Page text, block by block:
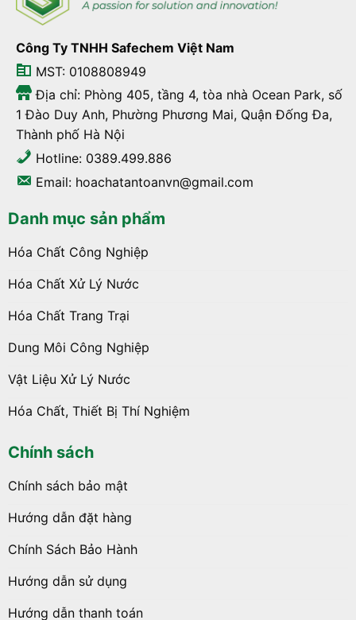
Công Ty TNHH Safechem Việt Nam
MST: 0108808949
Địa chỉ: Phòng 405, tầng 4, tòa nhà Ocean Park, số
1 Đào Duy Anh, Phường Phương Mai, Quận Đống Đa,
Thành phố Hà Nội
Hotline: 0389.499.886
Email: hoachatantoanvn@gmail.com
Danh mục sản phẩm
Hóa Chất Công Nghiệp
Hóa Chất Xử Lý Nước
Hóa Chất Trang Trại
Dung Môi Công Nghiệp
Vật Liệu Xử Lý Nước
Hóa Chất, Thiết Bị Thí Nghiệm
Chính sách
Chính sách bảo mật
Hướng dẫn đặt hàng
Chính Sách Bảo Hành
Hướng dẫn sử dụng
Hướng dẫn thanh toán